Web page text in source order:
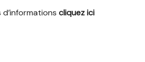
d’informationscliquez ici